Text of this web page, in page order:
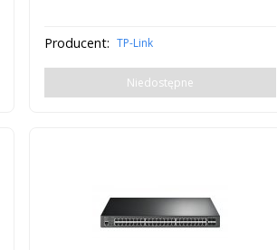
Producent: TP-Link
Niedostępne